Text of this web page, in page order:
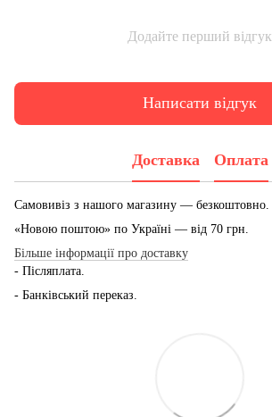
Додайте перший відгук
Написати відгук
Доставка Оплата
Самовивіз з нашого магазину — безкоштовно.
«Новою поштою» по Україні — від 70 грн.
Більше інформації про доставку
- Післяплата.
- Банківський переказ.